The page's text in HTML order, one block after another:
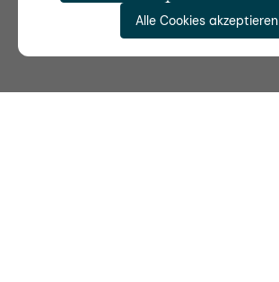
Alle Cookies akzeptieren